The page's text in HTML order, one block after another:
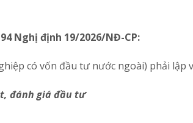
Nghị định 19/2026/NĐ-CP:
có vốn đầu tư nước ngoài) phải lập
đánh giá đầu tư